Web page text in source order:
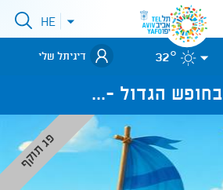
לאתר עיריית
תל-אביב
פתיחתHE
32° דיגיתל שלי
בחופש הגדול -...
פג תוקף